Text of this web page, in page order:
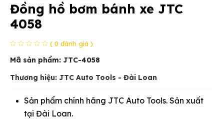
Đồng hồ bơm bánh xe JTC
4058
( 0 đánh giá )
Mã sản phẩm: JTC-4058
Thương hiệu: JTC Auto Tools - Đài Loan
Sản phẩm chính hãng JTC Auto Tools. Sản xuất
tại Đài Loan.